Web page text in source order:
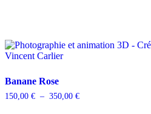
Banane Rose
150,00 € – 350,00 €